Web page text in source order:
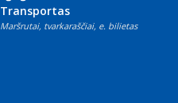
Transportas
Maršrutai, tvarkaraščiai, e. bilietas